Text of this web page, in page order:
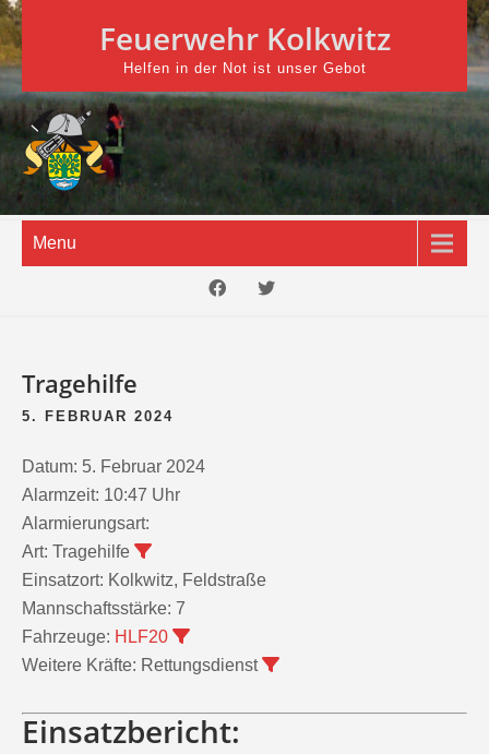
Skip
to
content
Feuerwehr Kolkwitz
Helfen in der Not ist unser Gebot
Menu
Tragehilfe
5. FEBRUAR 2024
Datum: 5. Februar 2024
Alarmzeit: 10:47 Uhr
Alarmierungsart:
Art: Tragehilfe
Einsatzort: Kolkwitz, Feldstraße
Mannschaftsstärke: 7
Fahrzeuge: HLF20
Weitere Kräfte: Rettungsdienst
Einsatzbericht: